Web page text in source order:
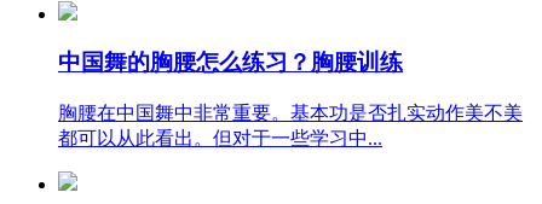
中国舞的胸腰怎么练习？胸腰训练
胸腰在中国舞中非常重要。基本功是否扎实动作美不美
都可以从此看出。但对于一些学习中...